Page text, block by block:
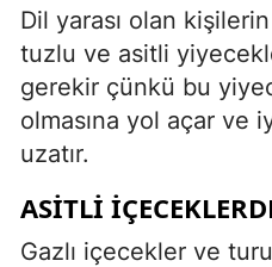
Dil yarası olan kişilerin
tuzlu ve asitli
gerekir çünkü bu
olmasına yol açar ve
uzatır.
ASITLI
Gazlı içecekler ve